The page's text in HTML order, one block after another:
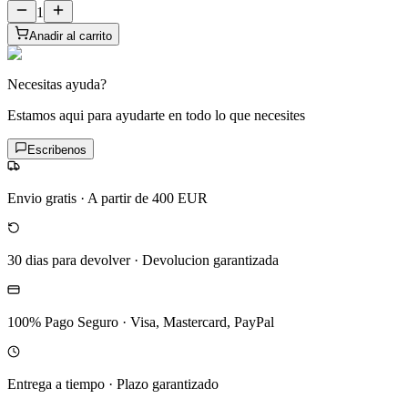
1
Anadir al carrito
Necesitas ayuda?
Estamos aqui para ayudarte en todo lo que necesites
Escribenos
Envio gratis · A partir de 400 EUR
30 dias para devolver· Devolucion garantizada
100% Pago Seguro · Visa, Mastercard, PayPal
Entrega a tiempo · Plazo garantizado